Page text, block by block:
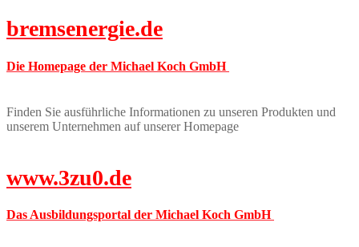
bremsenergie.de
Die Homepage der Michael Koch GmbH
Finden Sie ausführliche Informationen zu unseren Produkten und
unserem Unternehmen auf unserer Homepage
www.3zu0.de
Das Ausbildungsportal der Michael Koch GmbH